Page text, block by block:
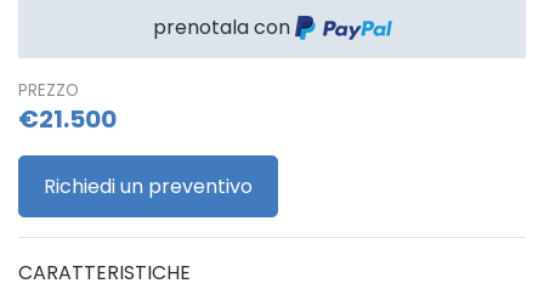
prenotala con
PREZZO
€21.500
Richiedi un preventivo
CARATTERISTICHE